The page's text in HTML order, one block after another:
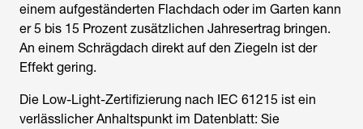
einem aufgeständerten Flachdach oder im Garten kann
er 5 bis 15 Prozent zusätzlichen Jahresertrag bringen.
An einem Schrägdach direkt auf den Ziegeln ist der
Effekt gering.
Die Low-Light-Zertifizierung nach IEC 61215 ist ein
verlässlicher Anhaltspunkt im Datenblatt: Sie